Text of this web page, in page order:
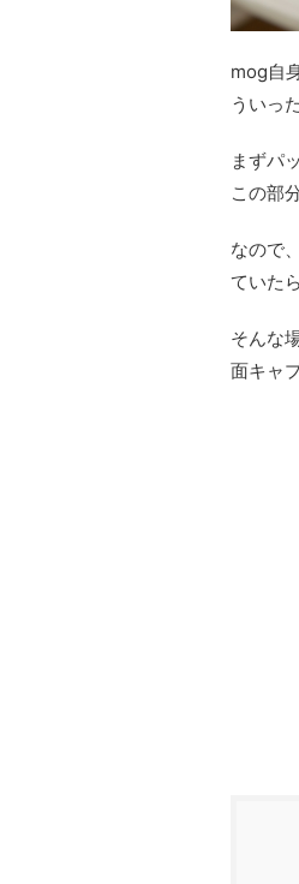
mog自
ういっ
まずパ
この部
なので
ていた
そんな
面キャ